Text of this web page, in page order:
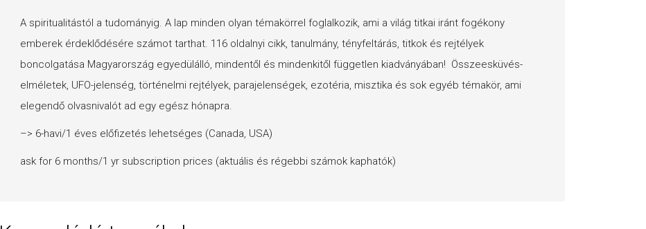
A spiritualitástól a tudományig. A lap minden olyan témakörrel foglalkozik, ami a világ titkai iránt fogékony
emberek érdeklődésére számot tarthat. 116 oldalnyi cikk, tanulmány, tényfeltárás, titkok és rejtélyek
boncolgatása Magyarország egyedülálló, mindentől és mindenkitől független kiadványában! Összeesküvés-
elméletek, UFO-jelenség, történelmi rejtélyek, parajelenségek, ezotéria, misztika és sok egyéb témakör, ami
elegendő olvasnivalót ad egy egész hónapra.
–> 6-havi/1 éves előfizetés lehetséges (Canada, USA)
ask for 6 months/1 yr subscription prices (aktuális és régebbi számok kaphatók)